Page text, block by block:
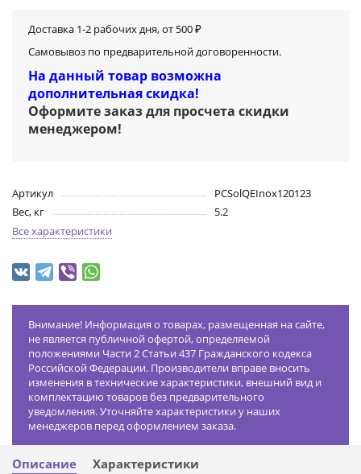
Доставка 1-2 рабочих дня, от 500 ₽
Самовывоз по предварительной договоренности.
На данный товар возможна
дополнительная скидка!
Оформите заказ для просчета скидки
менеджером!
Артикул
PCSolQEInox120123
Вес, кг
5.2
Все характеристики
Внимание! Информация о товарах, размещенная на сайте,
не является публичной офертой, определяемой
положениями Части 2 Статьи 437 Гражданского кодекса
Российской Федерации. Производители вправе вносить
изменения в технические характеристики, внешний вид и
комплектацию товаров без предварительного
уведомления. Уточняйте характеристики у наших
менеджеров перед оформлением заказа.
Описание Характеристики